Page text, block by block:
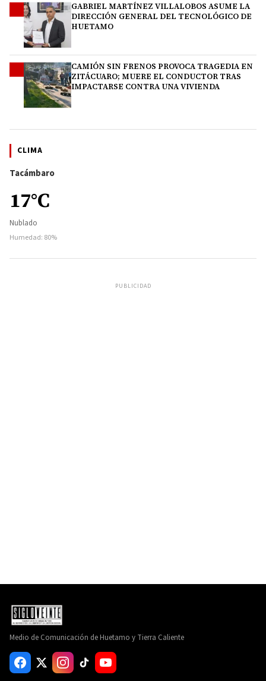
GABRIEL MARTÍNEZ VILLALOBOS ASUME LA
DIRECCIÓN GENERAL DEL TECNOLÓGICO DE
HUETAMO
CAMIÓN SIN FRENOS PROVOCA TRAGEDIA EN
ZITÁCUARO; MUERE EL CONDUCTOR TRAS
IMPACTARSE CONTRA UNA VIVIENDA
CLIMA
Tacámbaro
17°C
Nublado
Humedad: 80%
PUBLICIDAD
Medio de Comunicación de Huetamo y Tierra Caliente